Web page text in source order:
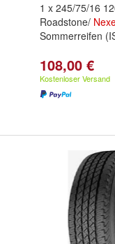
1 x 245/75/16
Roadstone/
Sommerreifen
108,00 €
Kostenloser Versand